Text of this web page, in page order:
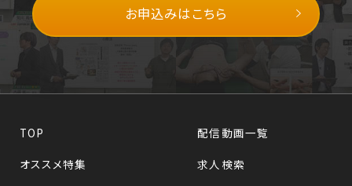
お申込みはこちら
TOP
配信動画一覧
オススメ特集
求人検索